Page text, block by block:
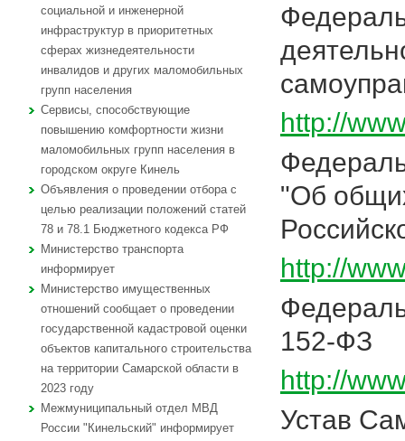
социальной и инженерной
инфраструктур в приоритетных
сферах жизнедеятельности
инвалидов и других маломобильных
групп населения
Сервисы, способствующие
повышению комфортности жизни
маломобильных групп населения в
городском округе Кинель
Объявления о проведении отбора с
целью реализации положений статей
78 и 78.1 Бюджетного кодекса РФ
Министерство транспорта
информирует
Министерство имущественных
отношений сообщает о проведении
государственной кадастровой оценки
объектов капитального строительства
на территории Самарской области в
2023 году
Межмуниципальный отдел МВД
России "Кинельский" информирует
http://
"Об
http://
152-ФЗ
http://
Устав